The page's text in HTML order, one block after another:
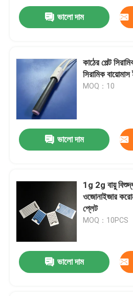
ভালো দাম
কাঠের পেল্ট
সিরামিক
MOQ：10
ভালো দাম
1g 2g বায়ু
ওজোনাইজার
প্লেট
MOQ：10PCS
ভালো দাম